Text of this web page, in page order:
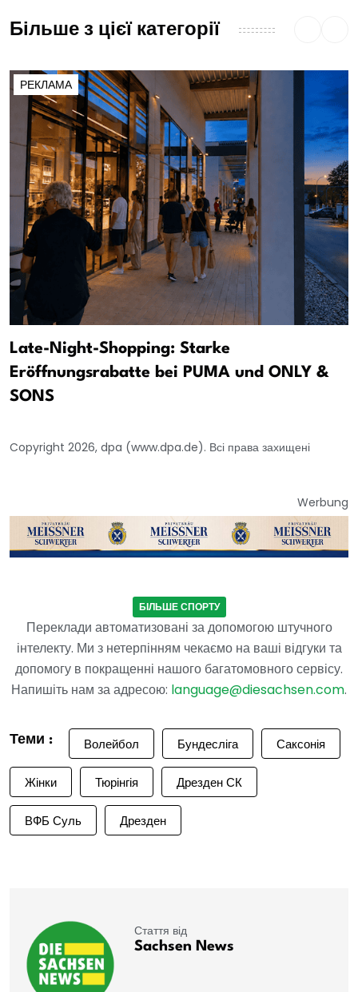
Більше з цієї категорії
РЕКЛАМА
Late-Night-Shopping: Starke
Eröffnungsrabatte bei PUMA und ONLY &
SONS
Copyright 2026, dpa (www.dpa.de). Всі права захищені
Werbung
БІЛЬШЕ СПОРТУ
Переклади автоматизовані за допомогою штучного
інтелекту. Ми з нетерпінням чекаємо на ваші відгуки та
допомогу в покращенні нашого багатомовного сервісу.
Напишіть нам за адресою: language@diesachsen.com.
Теми : Волейбол Бундесліга Саксонія
Жінки Тюрінгія Дрезден СК
ВФБ Суль Дрезден
Стаття від
Sachsen News